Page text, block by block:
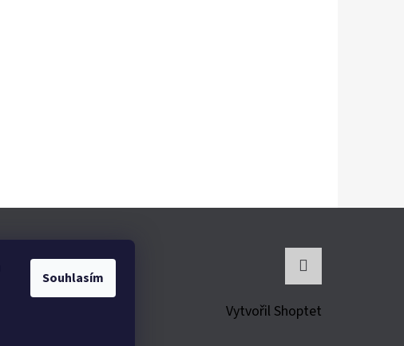
Souhlasím
Vytvořil Shoptet